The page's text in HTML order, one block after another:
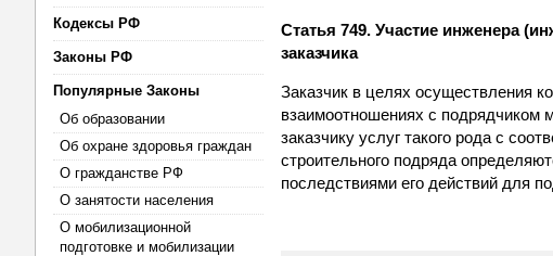
Кодексы РФ
Законы РФ
Популярные Законы
Об образовании
Об охране здоровья граждан
О гражданстве РФ
О занятости населения
О мобилизационной
подготовке и мобилизации
Статья 749. Участие инженера
заказчика
Заказчик в целях осуществления
взаимоотношениях с подрядчиком
заказчику услуг такого рода с
строительного подряда
последствиями его действий для